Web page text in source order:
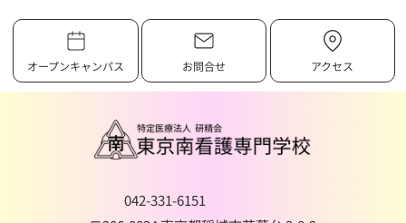
オープンキャンパス お問合せ アクセス
042-331-6151